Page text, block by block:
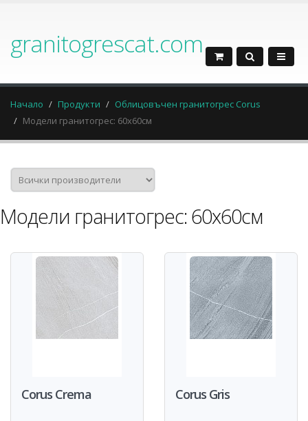
granitogrescat.com
Начало Продукти
Облицовъчен гранитогрес Corus
Модели гранитогрес: 60x60см
Модели гранитогрес: 60x60см
Corus Crema Corus Gris